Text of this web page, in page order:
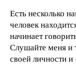
Есть несколько
человек
начинает
Слушайте меня и
своей личности и